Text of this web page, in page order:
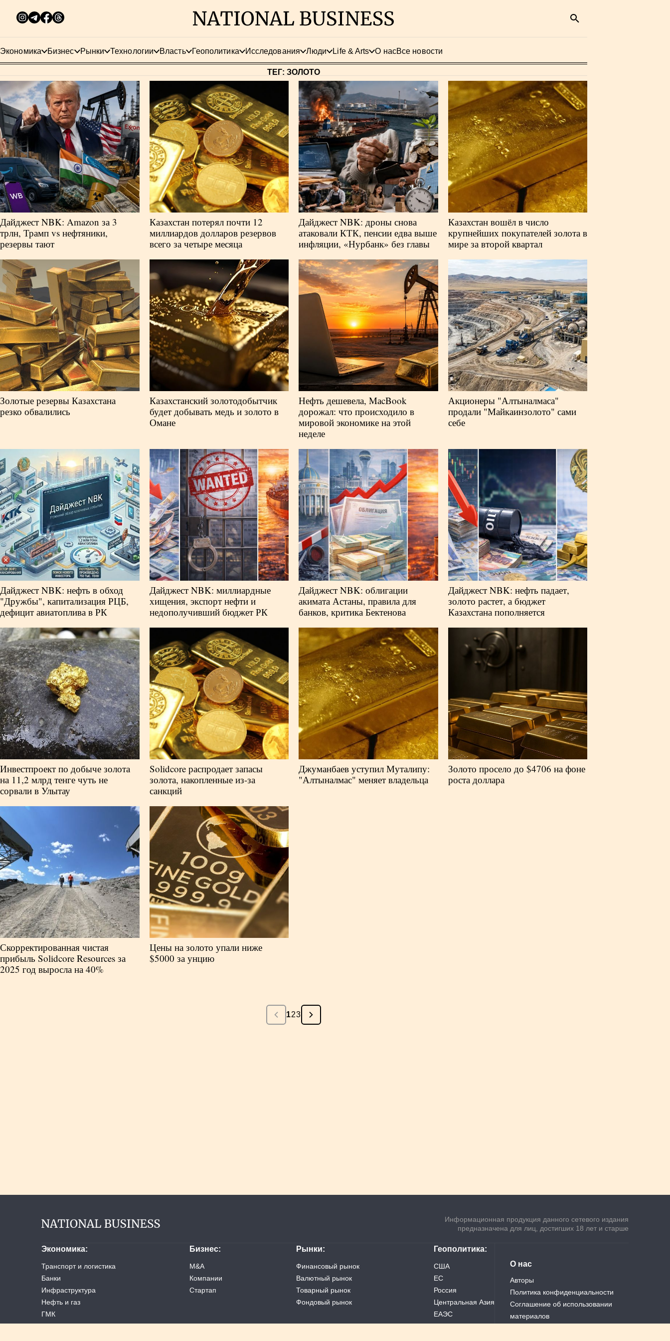
Экономика Бизнес Рынки Технологии Власть Геополитика Исследования Люди Life & Arts О насВсе новости
ТЕГ: ЗОЛОТО
Дайджест NBK: Amazon за 3
трлн, Трамп vs нефтяники,
резервы тают
Казахстан потерял почти 12
миллиардов долларов резервов
всего за четыре месяца
Дайджест NBK: дроны снова
атаковали КТК, пенсии едва выше
инфляции, «Нурбанк» без главы
Казахстан вошёл в число
крупнейших покупателей золота в
мире за второй квартал
Золотые резервы Казахстана
резко обвалились
Казахстанский золотодобытчик
будет добывать медь и золото в
Омане
Нефть дешевела, MаcBook
дорожал: что происходило в
мировой экономике на этой
неделе
Акционеры "Алтыналмаса"
продали "Майкаинзолото" сами
себе
Дайджест NBK: нефть в обход
"Дружбы", капитализация РЦБ,
дефицит авиатоплива в РК
Дайджест NBK: миллиардные
хищения, экспорт нефти и
недополучивший бюджет РК
Дайджест NBK: облигации
акимата Астаны, правила для
банков, критика Бектенова
Дайджест NBK: нефть падает,
золото растет, а бюджет
Казахстана пополняется
Инвестпроект по добыче золота
на 11,2 млрд тенге чуть не
сорвали в Улытау
Solidcore распродает запасы
золота, накопленные из-за
санкций
Джуманбаев уступил Муталипу:
"Алтыналмас" меняет владельца
Золото просело до $4706 на фоне
роста доллара
Скорректированная чистая
прибыль Solidcore Resources за
2025 год выросла на 40%
Цены на золото упали ниже
$5000 за унцию
123
Информационная продукция данного сетевого издания
предназначена для лиц, достигших 18 лет и старше
Экономика
Транспорт и логистика
Банки
Инфраструктура
Нефть и газ
ГМК
Услуги
Бизнес
M&A
Компании
Стартап
Рынки
Финансовый рынок
Валютный рынок
Товарный рынок
Фондовый рынок
Геополитика
США
ЕС
Россия
Центральная Азия
ЕАЭС
Китай
О нас
Авторы
Политика конфиденциальности
Соглашение об использовании
материалов